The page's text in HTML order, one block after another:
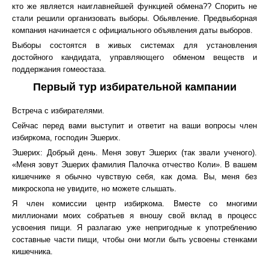
кто же является наиглавнейшей функцией обмена?? Спорить не
стали решили организовать выборы. Обьявление. Предвыборная
компания начинается с официального объявления даты выборов.
Выборы состоятся в живых системах для установления
достойного кандидата, управляющего обменом веществ и
поддержания гомеостаза.
Первый тур избирательной кампании
Встреча с избирателями.
Сейчас перед вами выступит и ответит на ваши вопросы член
избиркома, господин Эшерих.
Эшерих: Добрый день. Меня зовут Эшерих (так звали ученого).
«Меня зовут Эшерих фамилия Палочка отчество Коли». В вашем
кишечнике я обычно чувствую себя, как дома. Вы, меня без
микроскопа не увидите, но можете слышать.
Я член комиссии центр избиркома. Вместе со многими
миллионами моих собратьев я вношу свой вклад в процесс
усвоения пищи. Я разлагаю уже непригодные к употреблению
составные части пищи, чтобы они могли быть усвоены стенками
кишечника.